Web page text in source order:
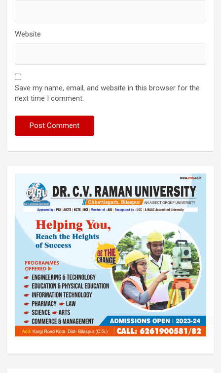
Website
Save my name, email, and website in this browser for the
next time I comment.